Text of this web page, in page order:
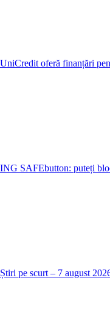
UniCredit oferă finanțări
ING SAFEbutton: puteți
Știri pe scurt – 7 august